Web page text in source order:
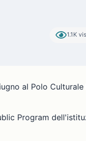
1.1K
al Polo Culturale
Program